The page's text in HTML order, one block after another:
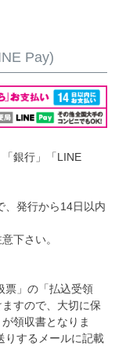
Pay)
「銀行」「LINE
、発行から14日以内
下さい。
票」の「払込受領
すので、大切に保
領収書となりま
りするメールに記載